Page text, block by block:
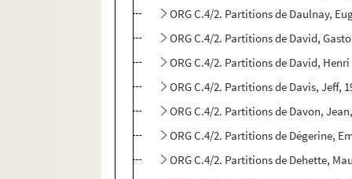
ORG C.4/2. Partitions de Daulnay,
ORG C.4/2. Partitions de David,
ORG C.4/2. Partitions de David,
ORG C.4/2. Partitions de Davis, Jeff,
ORG C.4/2. Partitions de Davon,
ORG C.4/2. Partitions de Dégerine,
ORG C.4/2. Partitions de Dehette,